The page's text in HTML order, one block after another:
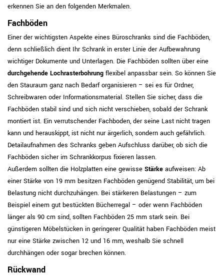
erkennen Sie an den folgenden Merkmalen.
Fachböden
Einer der wichtigsten Aspekte eines Büroschranks sind die Fachböden,
denn schließlich dient Ihr Schrank in erster Linie der Aufbewahrung
wichtiger Dokumente und Unterlagen. Die Fachböden sollten über eine
durchgehende Lochrasterbohrung flexibel anpassbar sein. So können Sie
den Stauraum ganz nach Bedarf organisieren – sei es für Ordner,
Schreibwaren oder Informationsmaterial. Stellen Sie sicher, dass die
Fachböden stabil sind und sich nicht verschieben, sobald der Schrank
montiert ist. Ein verrutschender Fachboden, der seine Last nicht tragen
kann und herauskippt, ist nicht nur ärgerlich, sondern auch gefährlich.
Detailaufnahmen des Schranks geben Aufschluss darüber, ob sich die
Fachböden sicher im Schrankkorpus fixieren lassen.
Außerdem sollten die Holzplatten eine gewisse Stärke aufweisen: Ab
einer Stärke von 19 mm besitzen Fachböden genügend Stabilität, um bei
Belastung nicht durchzuhängen. Bei stärkeren Belastungen – zum
Beispiel einem gut bestückten Bücherregal – oder wenn Fachböden
länger als 90 cm sind, sollten Fachböden 25 mm stark sein. Bei
günstigeren Möbelstücken in geringerer Qualität haben Fachböden meist
nur eine Stärke zwischen 12 und 16 mm, weshalb Sie schnell
durchhängen oder sogar brechen können.
Rückwand